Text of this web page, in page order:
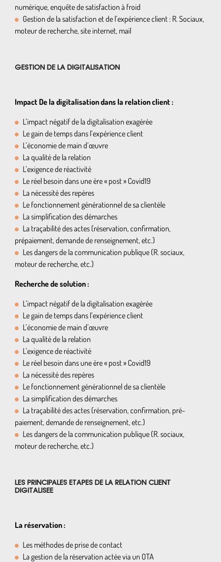
numérique, enquête de satisfaction à froid
Gestion de la satisfaction et de l’expérience client : R. Sociaux,
moteur de recherche, site internet, mail
GESTION DE LA DIGITALISATION
Impact De la digitalisation dans la relation client :
L’impact négatif de la digitalisation exagérée
Le gain de temps dans l’expérience client
L’économie de main d’œuvre
La qualité de la relation
L’exigence de réactivité
Le réel besoin dans une ère « post » Covid19
La nécessité des repères
Le fonctionnement générationnel de sa clientèle
La simplification des démarches
La traçabilité des actes (réservation, confirmation,
prépaiement, demande de renseignement, etc.)
Les dangers de la communication publique (R. sociaux,
moteur de recherche, etc.)
Recherche de solution :
L’impact négatif de la digitalisation exagérée
Le gain de temps dans l’expérience client
L’économie de main d’œuvre
La qualité de la relation
L’exigence de réactivité
Le réel besoin dans une ère « post » Covid19
La nécessité des repères
Le fonctionnement générationnel de sa clientèle
La simplification des démarches
La traçabilité des actes (réservation, confirmation, pré-
paiement, demande de renseignement, etc.)
Les dangers de la communication publique (R. sociaux,
moteur de recherche, etc.)
LES PRINCIPALES ETAPES DE LA RELATION CLIENT
DIGITALISEE
La réservation :
Les méthodes de prise de contact
La gestion de la réservation actée via un OTA